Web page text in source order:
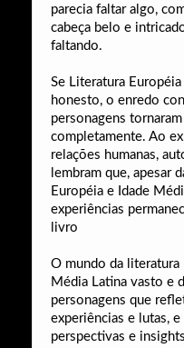
parecia faltar algo,
cabeça belo e
faltando.
Se Literatura
honesto, o enredo
personagens
completamente. Ao
relações humanas,
lembram que, apesar
Européia e Idade
experiências
livro
O mundo da literatura
Média Latina vasto e
personagens que
experiências e lutas,
perspectivas e